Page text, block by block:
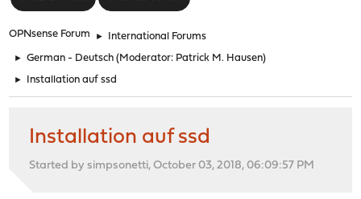
OPNsense Forum ► International Forums
► German - Deutsch (Moderator: Patrick M. Hausen)
► Installation auf ssd
Installation auf ssd
Started by simpsonetti, October 03, 2018, 06:09:57 PM